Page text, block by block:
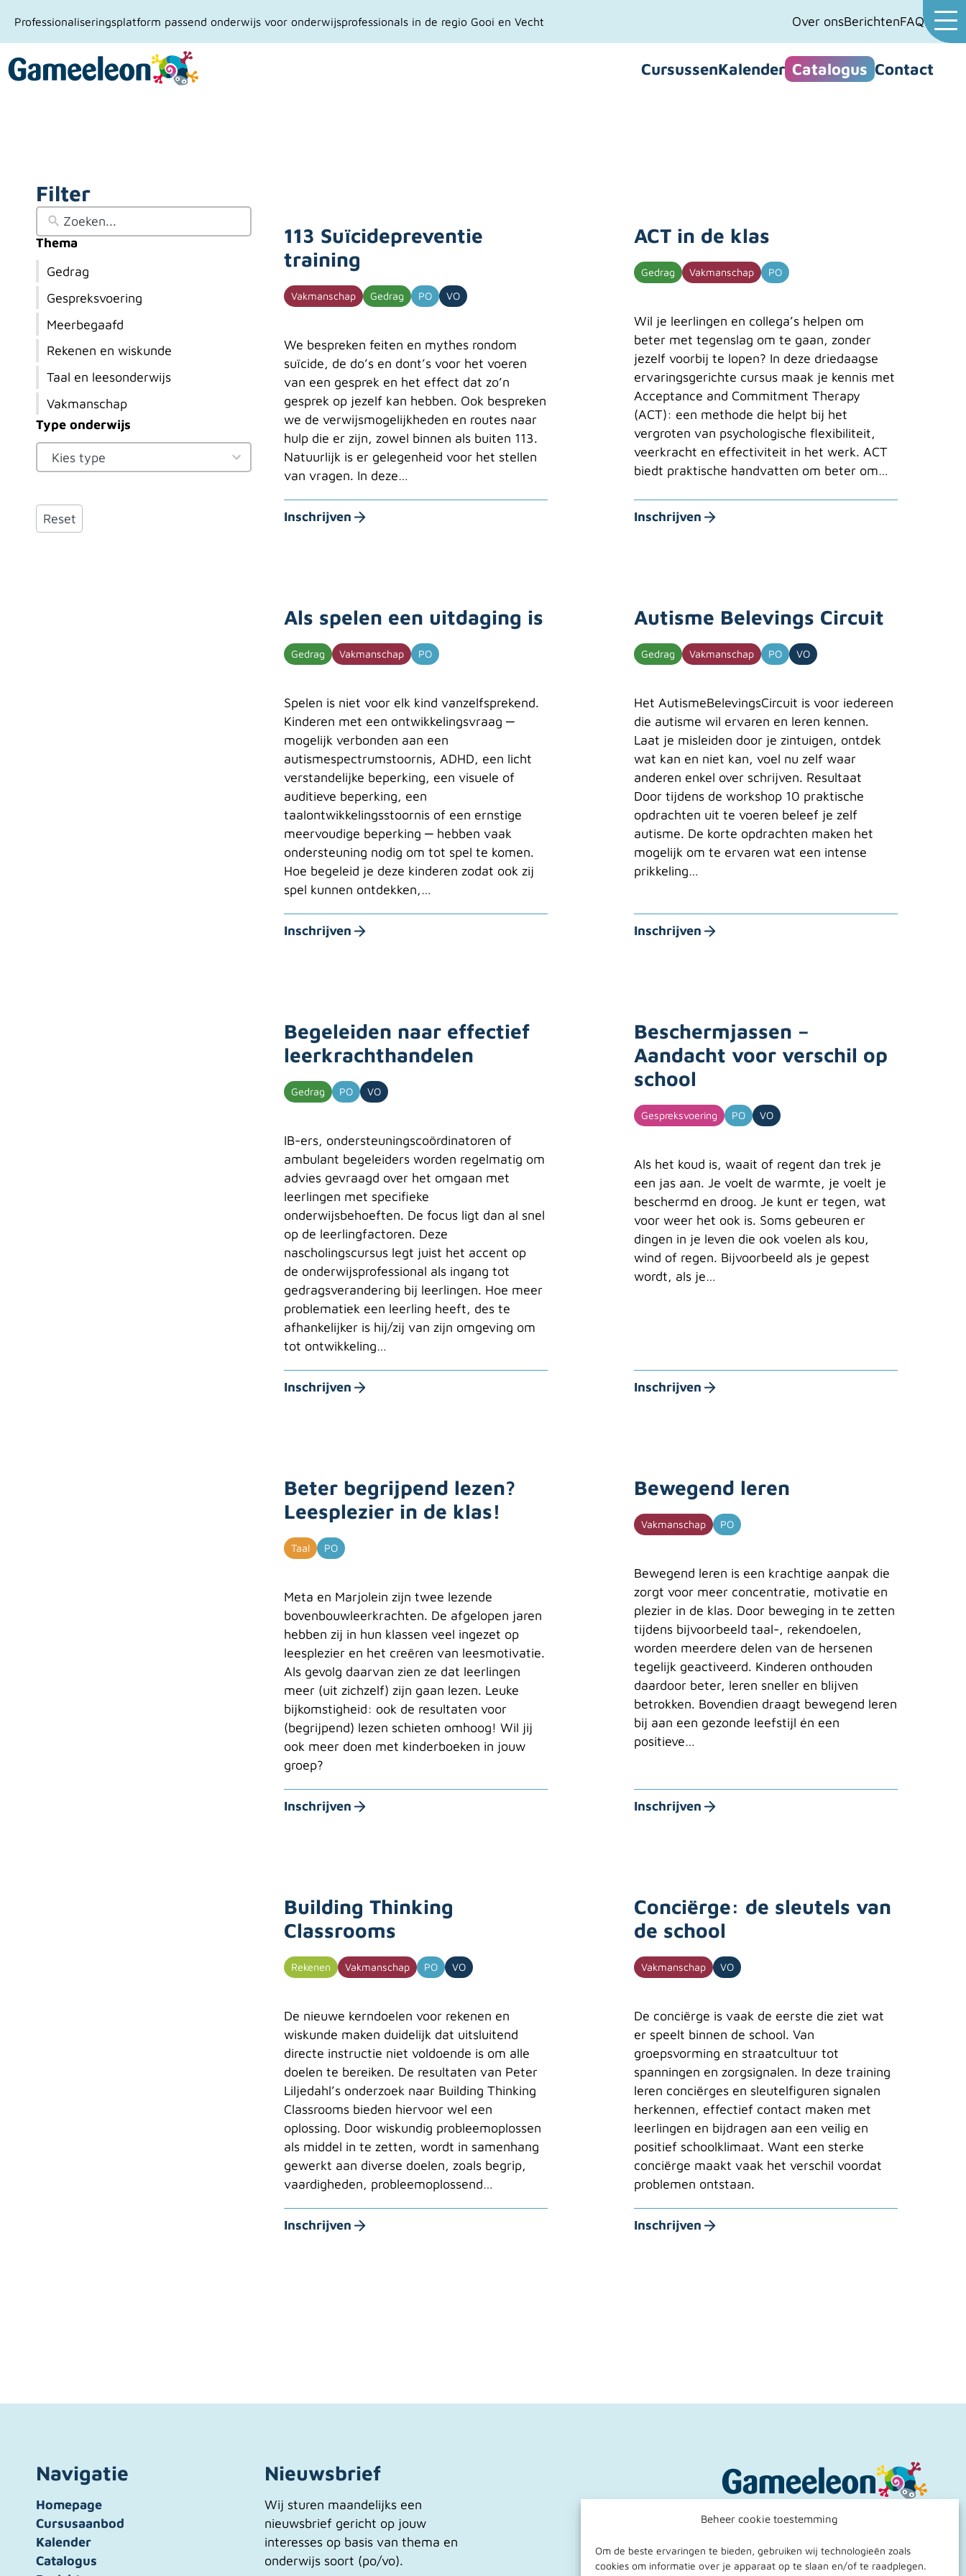
Beheer cookie toestemming
Om de beste ervaringen te bieden, gebruiken wij technologieën zoals
cookies om informatie over je apparaat op te slaan en/of te raadplegen.
Professionaliseringsplatform passend onderwijs voor onderwijsprofessionals in de regio Gooi en Vecht Over onsBerichtenFAQ
CursussenKalender Catalogus Contact
Filter
Thema
Gedrag
Gespreksvoering
Meerbegaafd
Rekenen en wiskunde
Taal en leesonderwijs
Vakmanschap
Type onderwijs
2
results
available
Reset
113 Suïcidepreventie
training
Vakmanschap Gedrag PO VO
We bespreken feiten en mythes rondom
suïcide, de do’s en dont’s voor het voeren
van een gesprek en het effect dat zo’n
gesprek op jezelf kan hebben. Ook bespreken
we de verwijsmogelijkheden en routes naar
hulp die er zijn, zowel binnen als buiten 113.
Natuurlijk is er gelegenheid voor het stellen
van vragen. In deze…
Inschrijven
ACT in de klas
Gedrag Vakmanschap PO
Wil je leerlingen en collega’s helpen om
beter met tegenslag om te gaan, zonder
jezelf voorbij te lopen? In deze driedaagse
ervaringsgerichte cursus maak je kennis met
Acceptance and Commitment Therapy
(ACT): een methode die helpt bij het
vergroten van psychologische flexibiliteit,
veerkracht en effectiviteit in het werk. ACT
biedt praktische handvatten om beter om…
Inschrijven
Als spelen een uitdaging is
Gedrag Vakmanschap PO
Spelen is niet voor elk kind vanzelfsprekend.
Kinderen met een ontwikkelingsvraag ‒
mogelijk verbonden aan een
autismespectrumstoornis, ADHD, een licht
verstandelijke beperking, een visuele of
auditieve beperking, een
taalontwikkelingsstoornis of een ernstige
meervoudige beperking ‒ hebben vaak
ondersteuning nodig om tot spel te komen.
Hoe begeleid je deze kinderen zodat ook zij
spel kunnen ontdekken,…
Inschrijven
Autisme Belevings Circuit
Gedrag Vakmanschap PO VO
Het AutismeBelevingsCircuit is voor iedereen
die autisme wil ervaren en leren kennen.
Laat je misleiden door je zintuigen, ontdek
wat kan en niet kan, voel nu zelf waar
anderen enkel over schrijven. Resultaat
Door tijdens de workshop 10 praktische
opdrachten uit te voeren beleef je zelf
autisme. De korte opdrachten maken het
mogelijk om te ervaren wat een intense
prikkeling…
Inschrijven
Begeleiden naar effectief
leerkrachthandelen
Gedrag PO VO
IB-ers, ondersteuningscoördinatoren of
ambulant begeleiders worden regelmatig om
advies gevraagd over het omgaan met
leerlingen met specifieke
onderwijsbehoeften. De focus ligt dan al snel
op de leerlingfactoren. Deze
nascholingscursus legt juist het accent op
de onderwijsprofessional als ingang tot
gedragsverandering bij leerlingen. Hoe meer
problematiek een leerling heeft, des te
afhankelijker is hij/zij van zijn omgeving om
tot ontwikkeling…
Inschrijven
Beschermjassen –
Aandacht voor verschil op
school
Gespreksvoering PO VO
Als het koud is, waait of regent dan trek je
een jas aan. Je voelt de warmte, je voelt je
beschermd en droog. Je kunt er tegen, wat
voor weer het ook is. Soms gebeuren er
dingen in je leven die ook voelen als kou,
wind of regen. Bijvoorbeeld als je gepest
wordt, als je…
Inschrijven
Beter begrijpend lezen?
Leesplezier in de klas!
Taal PO
Meta en Marjolein zijn twee lezende
bovenbouwleerkrachten. De afgelopen jaren
hebben zij in hun klassen veel ingezet op
leesplezier en het creëren van leesmotivatie.
Als gevolg daarvan zien ze dat leerlingen
meer (uit zichzelf) zijn gaan lezen. Leuke
bijkomstigheid: ook de resultaten voor
(begrijpend) lezen schieten omhoog! Wil jij
ook meer doen met kinderboeken in jouw
groep?
Inschrijven
Bewegend leren
Vakmanschap PO
Bewegend leren is een krachtige aanpak die
zorgt voor meer concentratie, motivatie en
plezier in de klas. Door beweging in te zetten
tijdens bijvoorbeeld taal-, rekendoelen,
worden meerdere delen van de hersenen
tegelijk geactiveerd. Kinderen onthouden
daardoor beter, leren sneller en blijven
betrokken. Bovendien draagt bewegend leren
bij aan een gezonde leefstijl én een
positieve…
Inschrijven
Building Thinking
Classrooms
Rekenen Vakmanschap PO VO
De nieuwe kerndoelen voor rekenen en
wiskunde maken duidelijk dat uitsluitend
directe instructie niet voldoende is om alle
doelen te bereiken. De resultaten van Peter
Liljedahl’s onderzoek naar Building Thinking
Classrooms bieden hiervoor wel een
oplossing. Door wiskundig probleemoplossen
als middel in te zetten, wordt in samenhang
gewerkt aan diverse doelen, zoals begrip,
vaardigheden, probleemoplossend…
Inschrijven
Conciërge: de sleutels van
de school
Vakmanschap VO
De conciërge is vaak de eerste die ziet wat
er speelt binnen de school. Van
groepsvorming en straatcultuur tot
spanningen en zorgsignalen. In deze training
leren conciërges en sleutelfiguren signalen
herkennen, effectief contact maken met
leerlingen en bijdragen aan een veilig en
positief schoolklimaat. Want een sterke
conciërge maakt vaak het verschil voordat
problemen ontstaan.
Inschrijven
Navigatie
Homepage
Cursusaanbod
Kalender
Catalogus
Nieuwsbrief
Wij sturen maandelijks een
nieuwsbrief gericht op jouw
interesses op basis van thema en
onderwijs soort (po/vo).
Professionaliseringsplatform
onderwijsprofessionals in de regio